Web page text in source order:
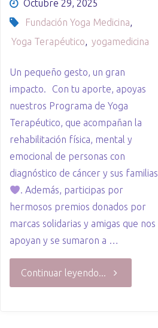
Octubre 29, 2025
Fundación Yoga Medicina,
Yoga Terapéutico, yogamedicina
Un pequeño gesto, un gran
impacto. Con tu aporte, apoyas
nuestros Programa de Yoga
Terapéutico, que acompañan la
rehabilitación física, mental y
emocional de personas con
diagnóstico de cáncer y sus familias
. Además, participas por
hermosos premios donados por
marcas solidarias y amigas que nos
apoyan y se sumaron a …
Continuar leyendo...